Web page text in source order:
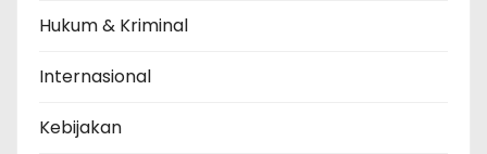
Hukum & Kriminal
Internasional
Kebijakan